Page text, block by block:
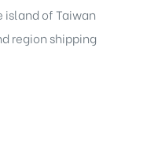
island of Taiwan
region shipping